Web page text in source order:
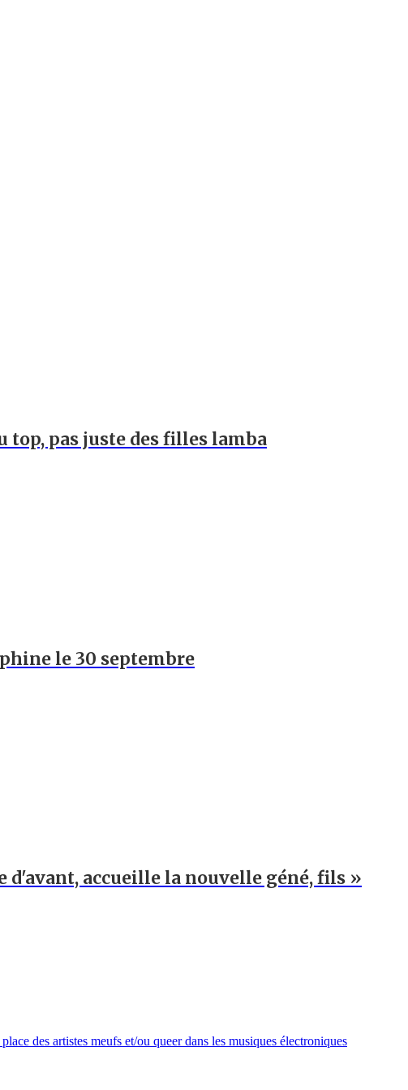
top, pas juste des filles lamba
le 30 septembre
d'avant, accueille la nouvelle géné, fils »
des artistes meufs et/ou queer dans les musiques électroniques